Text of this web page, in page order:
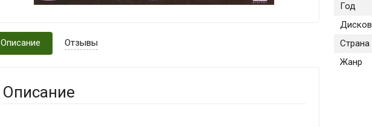
Год
Дисков
Страна
Жанр
Описание Отзывы
Описание